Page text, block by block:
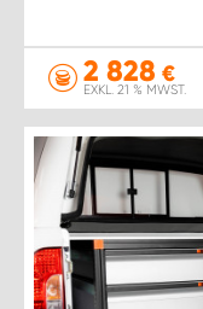
2 828 €
EXKL. 21 % MWST.